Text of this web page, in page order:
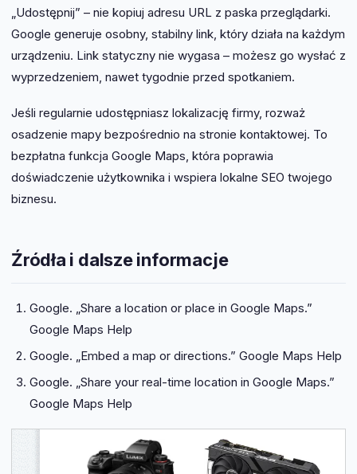
„Udostępnij” – nie kopiuj adresu URL z paska przeglądarki.
Google generuje osobny, stabilny link, który działa na każdym
urządzeniu. Link statyczny nie wygasa – możesz go wysłać z
wyprzedzeniem, nawet tygodnie przed spotkaniem.
Jeśli regularnie udostępniasz lokalizację firmy, rozważ
osadzenie mapy bezpośrednio na stronie kontaktowej. To
bezpłatna funkcja Google Maps, która poprawia
doświadczenie użytkownika i wspiera lokalne SEO twojego
biznesu.
Źródła i dalsze informacje
Google. „Share a location or place in Google Maps.”
Google Maps Help
Google. „Embed a map or directions.” Google Maps Help
Google. „Share your real-time location in Google Maps.”
Google Maps Help